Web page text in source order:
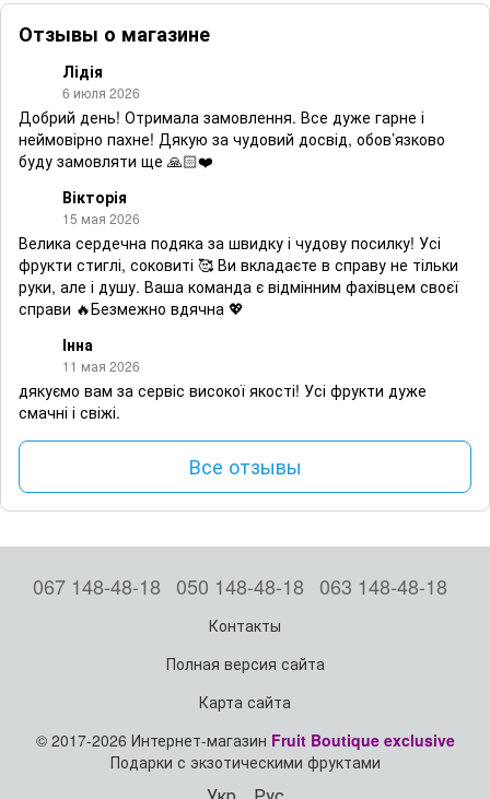
Отзывы о магазине
Лідія
6 июля 2026
Добрий день! Отримала замовлення. Все дуже гарне і
неймовірно пахне! Дякую за чудовий досвід, обов’язково
буду замовляти ще 🙏🏻❤️
Вікторія
15 мая 2026
Велика сердечна подяка за швидку і чудову посилку! Усі
фрукти стиглі, соковиті 🥰 Ви вкладаєте в справу не тільки
руки, але і душу. Ваша команда є відмінним фахівцем своєї
справи 🔥Безмежно вдячна 💖
Інна
11 мая 2026
дякуємо вам за сервіс високої якості! Усі фрукти дуже
смачні і свіжі.
Все отзывы
067 148-48-18 050 148-48-18 063 148-48-18
Контакты
Полная версия сайта
Карта сайта
© 2017-2026 Интернет-магазин Fruit Boutique exclusive
Подарки с экзотическими фруктами